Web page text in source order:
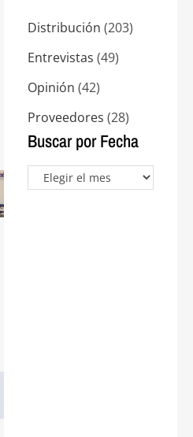
Distribución (203)
Entrevistas (49)
Opinión (42)
Proveedores (28)
Buscar por Fecha